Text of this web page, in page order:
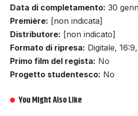
Data di completamento: 30
Première: [non indicata]
Distributore: [non indicato]
Formato di ripresa: Digitale,
Primo film del regista: No
Progetto studentesco: No
You Might Also Like